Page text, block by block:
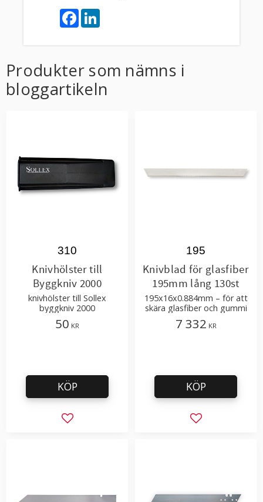
F
a
c
o
k
I
n
Produkter som nämns i
bloggartikeln
Knivhölster till
Byggkniv 2000
knivhölster till Sollex
byggkniv 2000
310
50 KR
Lägg till i favoriter
KÖP
Knivblad för glasfiber
195mm lång 130st
195x16x0.884mm – för att
skära glasfiber och gummi
195
7 332 KR
Lägg till i
KÖP